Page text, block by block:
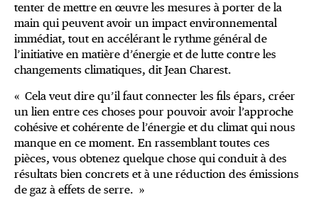
tenter de mettre en œuvre les mesures à porter de la
main qui peuvent avoir un impact environnemental
immédiat, tout en accélérant le rythme général de
l’initiative en matière d’énergie et de lutte contre les
changements climatiques, dit Jean Charest.
« Cela veut dire qu’il faut connecter les fils épars, créer
un lien entre ces choses pour pouvoir avoir l’approche
cohésive et cohérente de l’énergie et du climat qui nous
manque en ce moment. En rassemblant toutes ces
pièces, vous obtenez quelque chose qui conduit à des
résultats bien concrets et à une réduction des émissions
de gaz à effets de serre. »